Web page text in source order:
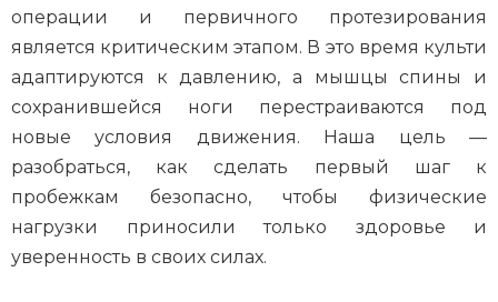
операции и первичного протезирования
является критическим этапом. В это время культи
адаптируются к давлению, а мышцы спины и
сохранившейся ноги перестраиваются под
новые условия движения. Наша цель —
разобраться, как сделать первый шаг к
пробежкам безопасно, чтобы физические
нагрузки приносили только здоровье и
уверенность в своих силах.